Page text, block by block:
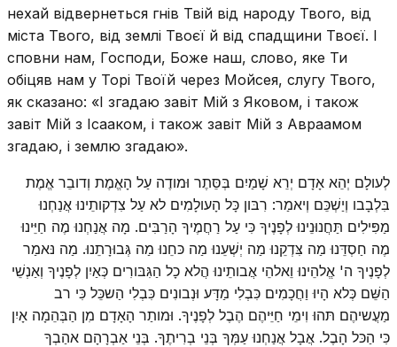
нехай відвернеться гнів Твій від народу Твого, від
міста Твого, від землі Твоєї й від спадщини Твоєї. І
сповни нам, Господи, Боже наш, слово, яке Ти
обіцяв нам у Торі Твоїй через Мойсея, слугу Твого,
як сказано: «І згадаю завіт Мій з Яковом, і також
завіт Мій з Ісааком, і також завіт Мій з Авраамом
згадаю, і землю згадаю».
לְעולָם יְהֵא אָדָם יְרֵא שָׁמַיִם בְּסֵּתֶר וּמודֶה עַל הָאֱמֶת וְדובֵר אֱמֶת
בִּלְבָבו וְיַשְׁכֵּם וְיאמַר: רִבּון כָּל הָעולָמִים לא עַל צִדְקותֵינוּ אֲנַחְנוּ
מַפִּילִים תַּחֲנוּנֵינוּ לְפָנֶיךָ כִּי עַל רַחֲמֶיךָ הָרַבִּים. מָה אֲנַחְנוּ מֶה חַיֵּינוּ
מֶה חַסְדֵּנוּ מַה צִּדְקֵנוּ מַה יְשְׁעֵנוּ מַה כּחֵנוּ מַה גְּבוּרָתֵנוּ. מַה נּאמַר
לְפָנֶיךָ ה' אֱלהֵינוּ וֵאלהֵי אֲבותֵינוּ הֲלא כָל הַגִּבּורִים כְּאַיִן לְפָנֶיךָ וְאַנְשֵׁי
הַשֵּׁם כְּלא הָיוּ וַחֲכָמִים כִּבְלִי מַדָּע וּנְבונִים כִּבְלִי הַשכֵּל כִּי רב
מַעֲשיהֶם תּהוּ וִימֵי חַיֵּיהֶם הֶבֶל לְפָנֶיךָ. וּמותַר הָאָדָם מִן הַבְּהֵמָה אָיִן
כִּי הַכּל הָבֶל. אֲבָל אֲנַחְנוּ עַמְּךָ בְּנֵי בְרִיתֶךָ. בְּנֵי אַבְרָהָם אהַבְךָ